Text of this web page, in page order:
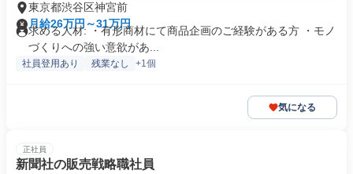
東京都渋谷区神宮前
月給26万円～31万円
求める人材: ・有形商材にて商品企画のご経験がある方 ・モノ
づくりへの強い意欲があ...
社員登用あり 残業なし +1個
気になる
正社員
新聞社の販売戦略職社員